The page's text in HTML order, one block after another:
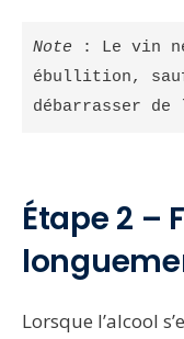
Note : Le vin
ébullition,
débarrasser
Étape 2 –
Lorsque l’alcool